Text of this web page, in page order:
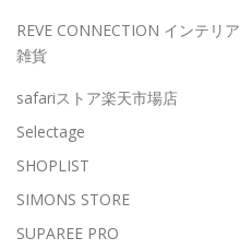
REVE CONNECTION インテリア
雑貨
safariストア楽天市場店
Selectage
SHOPLIST
SIMONS STORE
SUPAREE PRO